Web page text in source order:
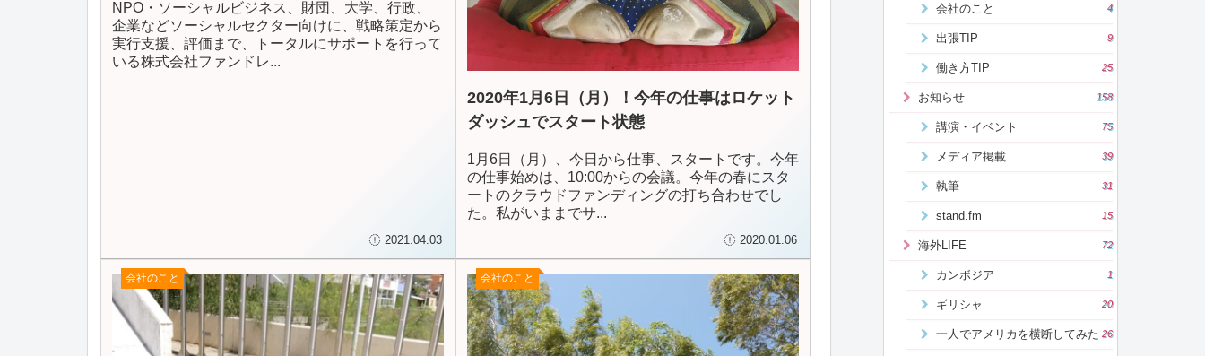
NPO・ソーシャルビジネス、財団、大学、行政、
企業などソーシャルセクター向けに、戦略策定から
実行支援、評価まで、トータルにサポートを行って
いる株式会社ファンドレ...
2021.04.03
2020年1月6日（月）！今年の仕事はロケット
ダッシュでスタート状態
1月6日（月）、今日から仕事、スタートです。今年
の仕事始めは、10:00からの会議。今年の春にスタ
ートのクラウドファンディングの打ち合わせでし
た。私がいままでサ...
2020.01.06
会社のこと 会社のこと
会社のこと 4
出張TIP 9
働き方TIP 25
お知らせ 158
講演・イベント 75
メディア掲載 39
執筆 31
stand.fm 15
海外LIFE 72
カンボジア 1
ギリシャ 20
一人でアメリカを横断してみた 26